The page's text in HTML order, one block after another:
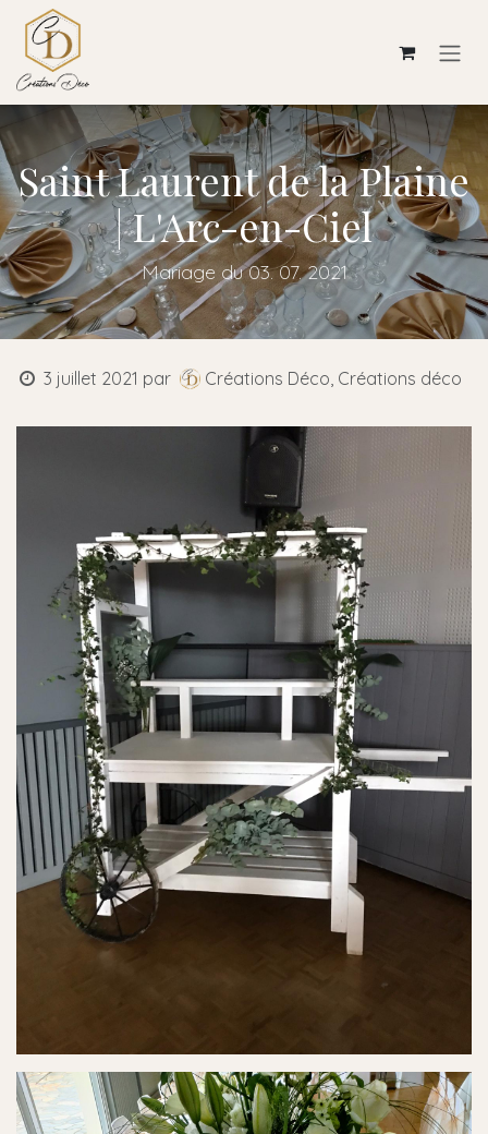
Se rendre au contenu
Saint Laurent de la Plaine
| L'Arc-en-Ciel
Mariage du 03. 07. 2021
3 juillet 2021 par Créations Déco, Créations déco